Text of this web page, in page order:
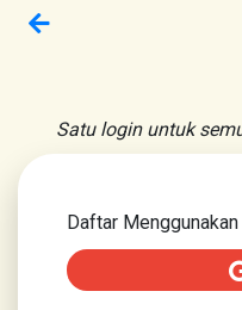
Satu login untuk
Daftar Menggunakan